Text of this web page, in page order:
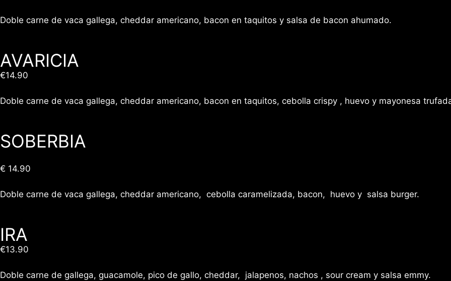
Doble carne de vaca gallega, cheddar americano, bacon en taquitos y salsa de bacon ahumado.
AVARICIA
€14.90
Doble carne de vaca gallega, cheddar americano, bacon en taquitos, cebolla crispy , huevo y mayonesa
SOBERBIA
€ 14.90
Doble carne de vaca gallega, cheddar americano, cebolla caramelizada, bacon, huevo y salsa burger.
IRA
€13.90
Doble carne de gallega, guacamole, pico de gallo, cheddar, jalapenos, nachos , sour cream y salsa emmy.